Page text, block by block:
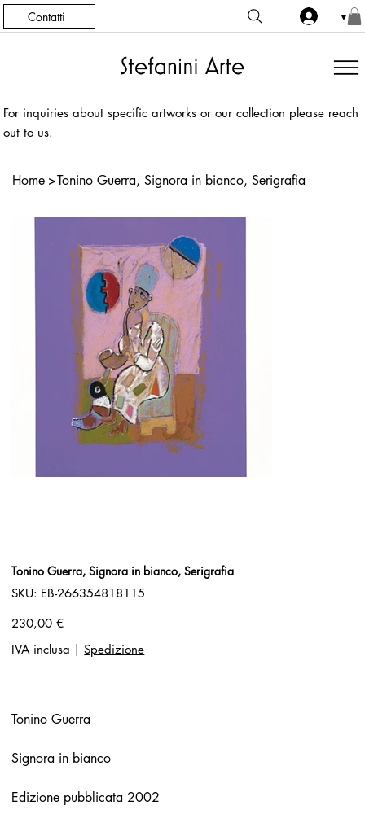
Contatti ▼
For inquiries about specific artworks or our collection please reach
out to us.
Home >Tonino Guerra, Signora in bianco, Serigrafia
Tonino Guerra, Signora in bianco, Serigrafia
SKU:
SKU
EB-
EB-266354818115
Prezzo
230,00 €
IVA inclusa
Spedizione
Tonino Guerra
Signora in bianco
Edizione pubblicata 2002